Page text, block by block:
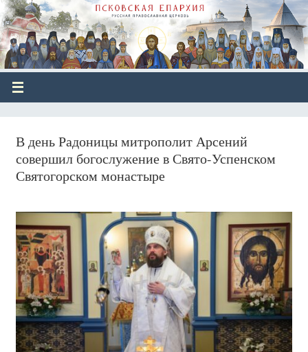
В день Радоницы митрополит Арсений
совершил богослужение в Свято-Успенском
Святогорском монастыре